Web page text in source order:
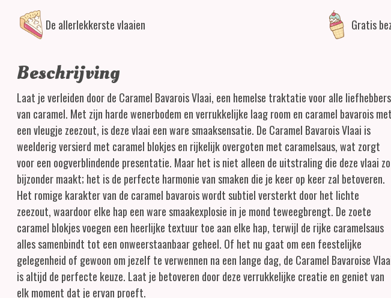
De allerlekkerste vlaaien Gratis
Beschrijving
Laat je verleiden door de Caramel Bavarois Vlaai, een hemelse traktatie voor alle liefhebbers
van caramel. Met zijn harde wenerbodem en verrukkelijke laag room en caramel bavarois met
een vleugje zeezout, is deze vlaai een ware smaaksensatie. De Caramel Bavarois Vlaai is
weelderig versierd met caramel blokjes en rijkelijk overgoten met caramelsaus, wat zorgt
voor een oogverblindende presentatie. Maar het is niet alleen de uitstraling die deze vlaai zo
bijzonder maakt; het is de perfecte harmonie van smaken die je keer op keer zal betoveren.
Het romige karakter van de caramel bavarois wordt subtiel versterkt door het lichte
zeezout, waardoor elke hap een ware smaakexplosie in je mond teweegbrengt. De zoete
caramel blokjes voegen een heerlijke textuur toe aan elke hap, terwijl de rijke caramelsaus
alles samenbindt tot een onweerstaanbaar geheel. Of het nu gaat om een feestelijke
gelegenheid of gewoon om jezelf te verwennen na een lange dag, de Caramel Bavaroise
is altijd de perfecte keuze. Laat je betoveren door deze verrukkelijke creatie en geniet van
elk moment dat je ervan proeft.